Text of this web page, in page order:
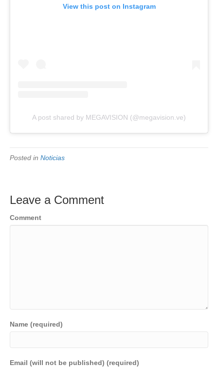
View this post on Instagram
A post shared by MEGAVISION (@megavision.ve)
Posted in Noticias
Leave a Comment
Comment
Name (required)
Email (will not be published) (required)